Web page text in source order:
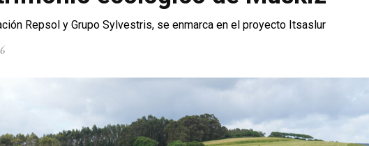
Repsol y Grupo Sylvestris, se enmarca en el proyecto Itsaslur